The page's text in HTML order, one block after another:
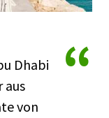
Dhabi
aus
von
“